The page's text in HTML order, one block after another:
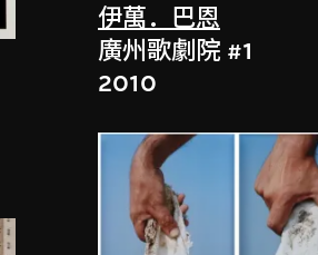
伊萬．巴恩
廣州歌劇院 #1
2010